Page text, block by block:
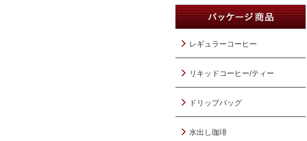
レギュラーコーヒー
リキッドコーヒー/ティー
ドリップバッグ
水出し珈琲